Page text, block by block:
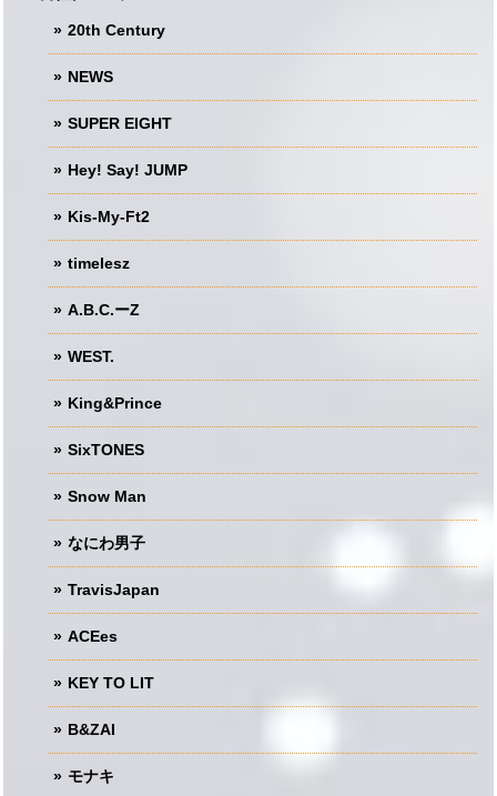
20th Century
NEWS
SUPER EIGHT
Hey! Say! JUMP
Kis-My-Ft2
timelesz
A.B.C.ーZ
WEST.
King&Prince
SixTONES
Snow Man
なにわ男子
TravisJapan
ACEes
KEY TO LIT
B&ZAI
モナキ